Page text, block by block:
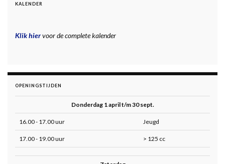
KALENDER
Klik hiervoor de complete kalender
OPENINGSTIJDEN
Donderdag 1 april t/m 30 sept.
16.00 - 17.00 uur Jeugd
17.00 - 19.00 uur > 125 cc